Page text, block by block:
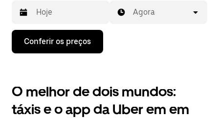
Pressione
seta
interagir
com
o
calendário
Agora
Conferir os preços
O melhor de dois mundos:
táxis e o app da Uber em em